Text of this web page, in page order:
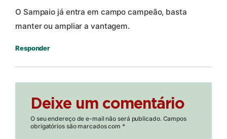
O Sampaio já entra em campo campeão, basta
manter ou ampliar a vantagem.
Responder
Deixe um comentário
O seu endereço de e-mail não será publicado. Campos
obrigatórios são marcados com *